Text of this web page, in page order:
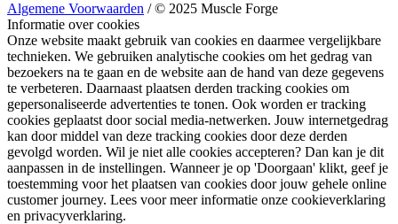
Algemene Voorwaarden / © 2025 Muscle Forge
Informatie over cookies
Onze website maakt gebruik van cookies en daarmee vergelijkbare
technieken. We gebruiken analytische cookies om het gedrag van
bezoekers na te gaan en de website aan de hand van deze gegevens
te verbeteren. Daarnaast plaatsen derden tracking cookies om
gepersonaliseerde advertenties te tonen. Ook worden er tracking
cookies geplaatst door social media-netwerken. Jouw internetgedrag
kan door middel van deze tracking cookies door deze derden
gevolgd worden. Wil je niet alle cookies accepteren? Dan kan je dit
aanpassen in de instellingen. Wanneer je op 'Doorgaan' klikt, geef je
toestemming voor het plaatsen van cookies door jouw gehele online
customer journey. Lees voor meer informatie onze cookieverklaring
en privacyverklaring.